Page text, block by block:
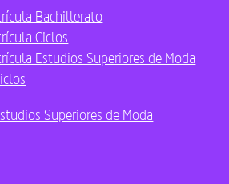
Bachillerato
Ciclos
Estudios Superiores de Moda
Superiores de Moda